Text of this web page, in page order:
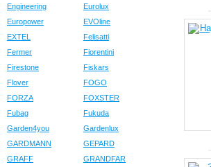
Engineering
Eurolux
Europower
EVOline
EXTEL
Felisatti
Fermer
Fiorentini
Firestone
Fiskars
Flover
FOGO
FORZA
FOXSTER
Fubag
Fukuda
Garden4you
Gardenlux
GARDMANN
GEPARD
GRAFF
GRANDFAR